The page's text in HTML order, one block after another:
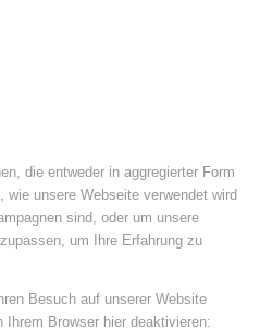
die entweder in aggregierter Form
unsere Webseite verwendet wird
sind, oder um unsere
um Ihre Erfahrung zu
Besuch auf unserer Website
Browser hier deaktivieren: